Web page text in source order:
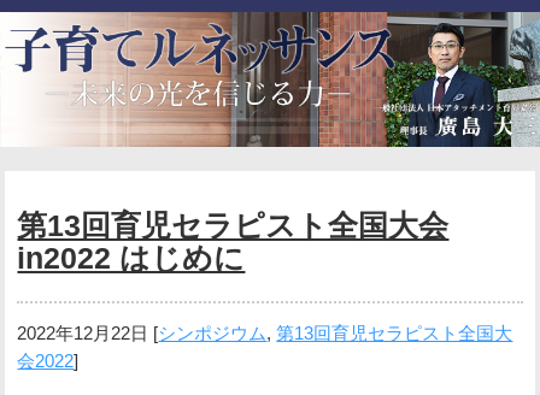
第13回育児セラピスト全国大会
in2022 はじめに
2022年12月22日 [シンポジウム,第13回育児セラピスト全国大
会2022]